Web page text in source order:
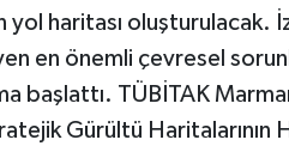
haritası oluşturulacak.
en önemli çevresel
başlattı. TÜBİTAK
Gürültü Haritalarının